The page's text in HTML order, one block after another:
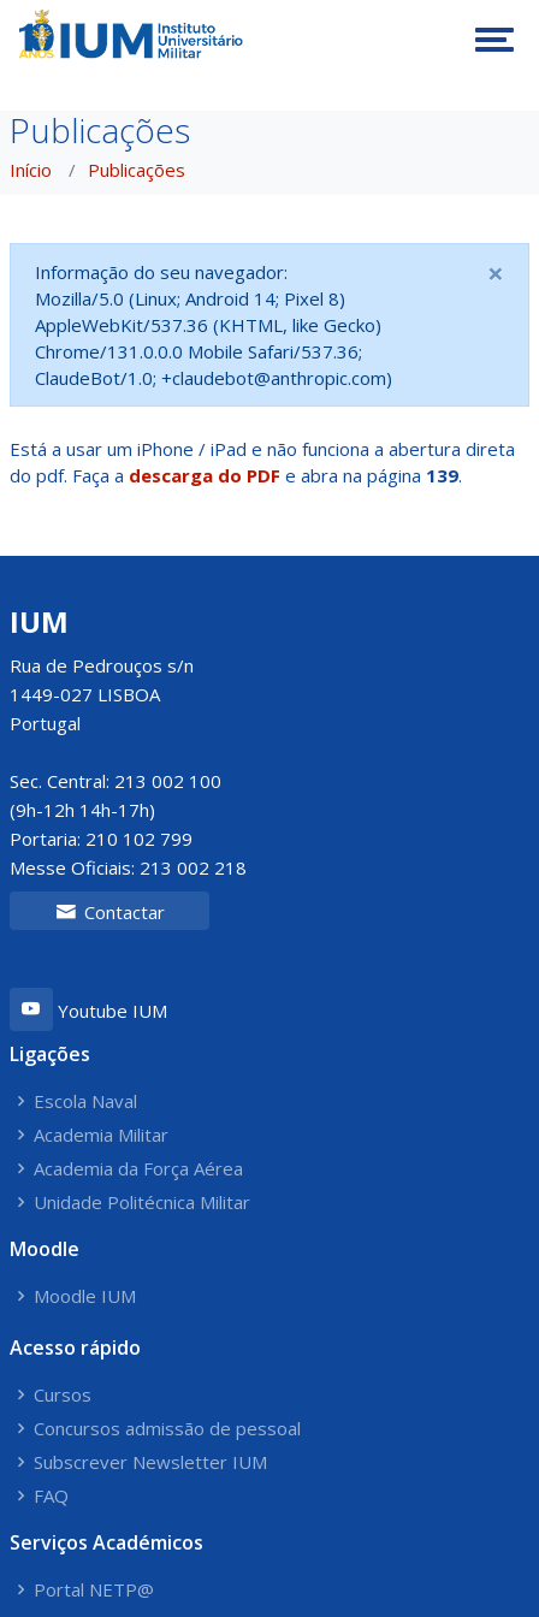
Publicações
Início Publicações
Informação do seu navegador:
Mozilla/5.0 (Linux; Android 14; Pixel 8)
AppleWebKit/537.36 (KHTML, like Gecko)
Chrome/131.0.0.0 Mobile Safari/537.36;
ClaudeBot/1.0; +claudebot@anthropic.com)
×
Está a usar um iPhone / iPad e não funciona a abertura direta
do pdf. Faça a descarga do PDF e abra na página 139.
IUM
Rua de Pedrouços s/n
1449-027 LISBOA
Portugal
Sec. Central: 213 002 100
(9h-12h 14h-17h)
Portaria: 210 102 799
Messe Oficiais: 213 002 218
Contactar
Youtube IUM
Ligações
Escola Naval
Academia Militar
Academia da Força Aérea
Unidade Politécnica Militar
Moodle
Moodle IUM
Acesso rápido
Cursos
Concursos admissão de pessoal
Subscrever Newsletter IUM
FAQ
Serviços Académicos
Portal NETP@